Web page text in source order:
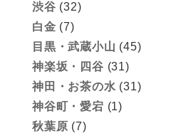
渋谷 (32)
白金 (7)
目黒・武蔵小山 (45)
神楽坂・四谷 (31)
神田・お茶の水 (31)
神谷町・愛宕 (1)
秋葉原 (7)